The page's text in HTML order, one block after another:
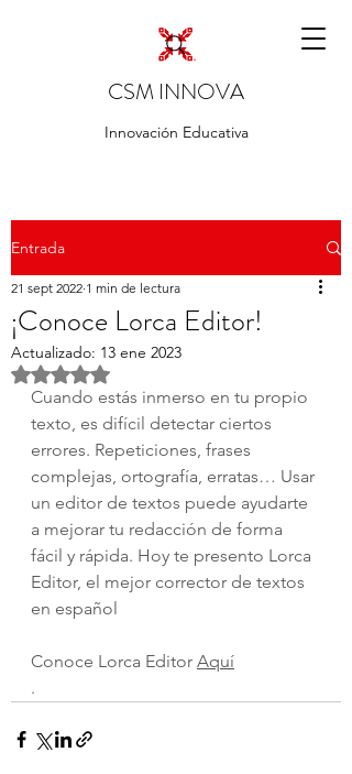
CSM INNOVA
Innovación Educativa
Entrada
¡Conoce Lorca Editor!
21 sept 2022 1 min de lectura
Actualizado: 13 ene 2023
Obtuvo NaN de 5 estrellas.
Cuando estás inmerso en tu propio
texto, es difícil detectar ciertos
errores. Repeticiones, frases
complejas, ortografía, erratas… Usar
un editor de textos puede ayudarte
a mejorar tu redacción de forma
fácil y rápida. Hoy te presento Lorca
Editor, el mejor corrector de textos
en español
Conoce Lorca Editor Aquí
.